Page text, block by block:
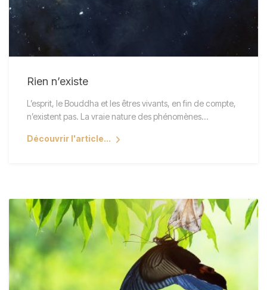
Rien n’existe
L’esprit, le Bouddha et les êtres vivants, en fin de compte,
n’existent pas. La vraie nature des phénomènes…
Découvrir l'article...